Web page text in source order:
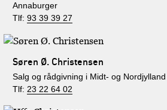
Annaburger
Tlf: 93 39 39 27
Søren Ø. Christensen
Salg og rådgivning i Midt- og Nordjylland
Tlf: 23 22 64 02